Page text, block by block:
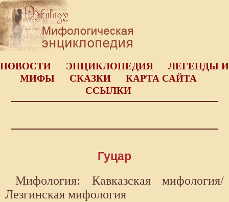
НОВОСТИ ЭНЦИКЛОПЕДИЯ
ЛЕГЕНДЫ И
МИФЫ
СКАЗКИ
КАРТА САЙТА
ССЫЛКИ
Гуцар
Мифология: Кавказская мифология/
Лезгинская мифология